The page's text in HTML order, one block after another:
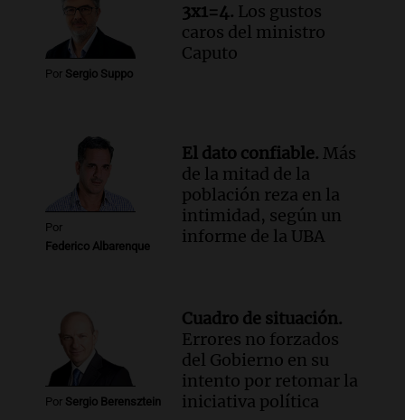
Por Sergio Suppo
3x1=4. Los gustos
caros del ministro
Caputo
Por
Federico Albarenque
El dato confiable. Más
de la mitad de la
población reza en la
intimidad, según un
informe de la UBA
Por Sergio Berensztein
Cuadro de situación.
Errores no forzados
del Gobierno en su
intento por retomar la
iniciativa política